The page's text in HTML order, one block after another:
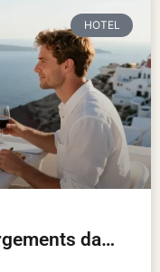
HOTEL
Guide complet des hébergements dans les îles grecques : où loger et comment bien choisir